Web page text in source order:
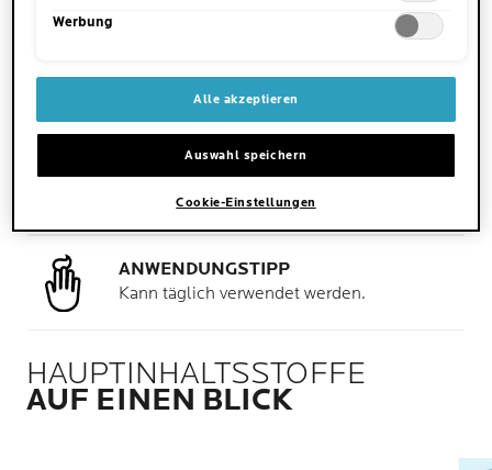
WO
Gesicht und Körper.
ANWENDUNGSTIPP
Kann täglich verwendet werden.
HAUPTINHALTSSTOFFE
AUF EINEN BLICK
Werbung
Alle akzeptieren
Auswahl speichern
Cookie-Einstellungen